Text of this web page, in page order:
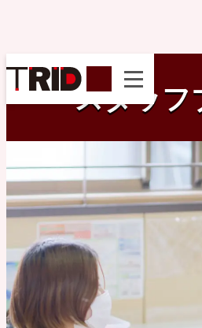
instagram
スタッフ